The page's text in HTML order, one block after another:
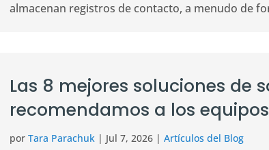
almacenan registros de contacto, a menudo de
Las 8 mejores soluciones de
recomendamos a los
porTara Parachuk | Jul 7, 2026 |Artículos del Blog